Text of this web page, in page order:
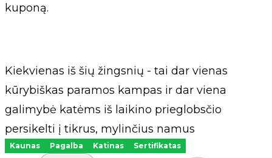
kuponą.
Kiekvienas iš šių žingsnių - tai dar vienas
kūrybiškas paramos kampas ir dar viena
galimybė katėms iš laikino prieglobsčio
persikelti į tikrus, mylinčius namus
Kaunas Pagalba Katinas Sertifikatas